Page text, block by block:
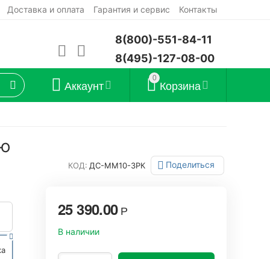
Доставка и оплата Гарантия и сервис Контакты
8(800)-551-84-11
8(495)-127-08-00
0 Корзина
Аккаунт
КОД: ДС-ММ10-3РК Поделиться
25 390.00 Р
В наличии